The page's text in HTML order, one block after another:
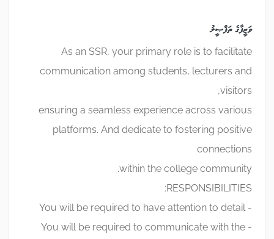
ވަޒީފާގެ ތަފްޞީލު
As an SSR, your primary role is to facilitate
communication among students, lecturers and
visitors,
ensuring a seamless experience across various
platforms. And dedicate to fostering positive
connections
within the college community.
RESPONSIBILITIES:
- You will be required to have attention to detail
- You will be required to communicate with the